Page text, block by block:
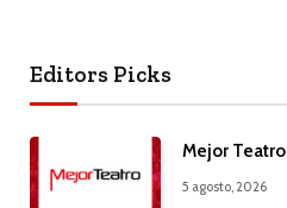
Editors Picks
Mejor Teatro
5 agosto, 2026